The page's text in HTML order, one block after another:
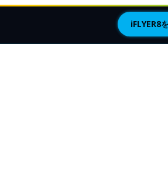
iFLYER8